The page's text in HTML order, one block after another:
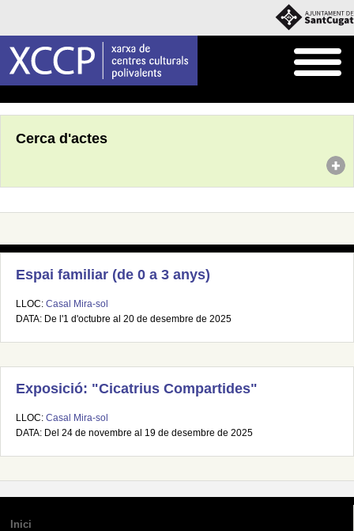
Cerca d'actes
Espai familiar (de 0 a 3 anys)
LLOC: Casal Mira-sol
DATA: De l'1 d'octubre al 20 de desembre de 2025
Exposició: "Cicatrius Compartides"
LLOC: Casal Mira-sol
DATA: Del 24 de novembre al 19 de desembre de 2025
Inici